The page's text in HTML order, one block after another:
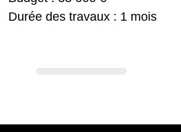
Durée des travaux : 1 mois